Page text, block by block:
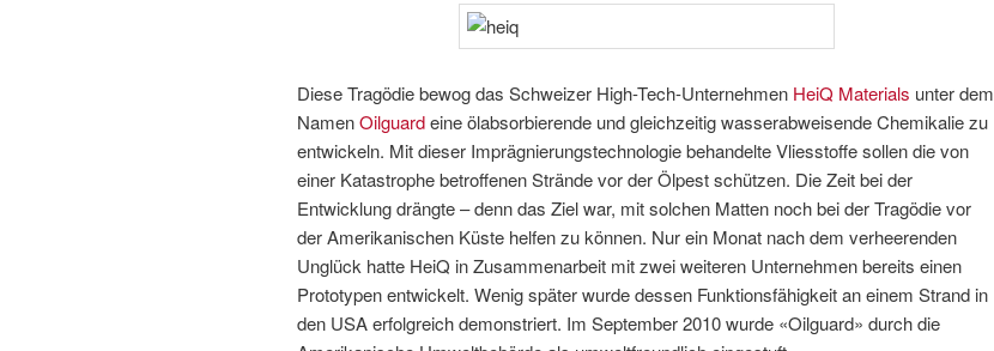
Diese Tragödie bewog das Schweizer High-Tech-Unternehmen HeiQ Materials unter dem
NamenOilguardeine ölabsorbierende und gleichzeitig wasserabweisende Chemikalie zu
entwickeln. Mit dieser Imprägnierungstechnologie behandelte Vliesstoffe sollen die von
einer Katastrophe betroffenen Strände vor der Ölpest schützen. Die Zeit bei der
Entwicklung drängte – denn das Ziel war, mit solchen Matten noch bei der Tragödie vor
der Amerikanischen Küste helfen zu können. Nur ein Monat nach dem verheerenden
Unglück hatte HeiQ in Zusammenarbeit mit zwei weiteren Unternehmen bereits einen
Prototypen entwickelt. Wenig später wurde dessen Funktionsfähigkeit an einem Strand in
den USA erfolgreich demonstriert. Im September 2010 wurde «Oilguard» durch die